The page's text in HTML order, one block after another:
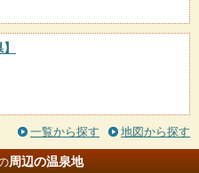
一覧から探す 地図から探す
周辺の温泉地